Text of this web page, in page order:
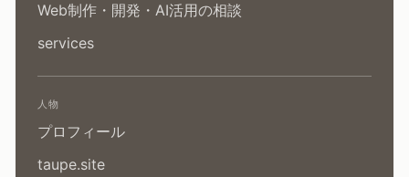
Web制作・開発・AI活用の相談
services
人物
プロフィール
taupe.site